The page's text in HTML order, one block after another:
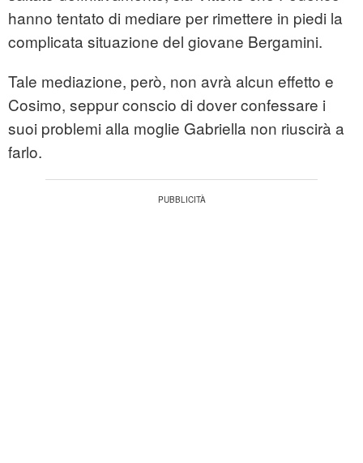
hanno tentato di mediare per rimettere in piedi la
complicata situazione del giovane Bergamini.
Tale mediazione, però, non avrà alcun effetto e
Cosimo, seppur conscio di dover confessare i
suoi problemi alla moglie Gabriella non riuscirà a
farlo.